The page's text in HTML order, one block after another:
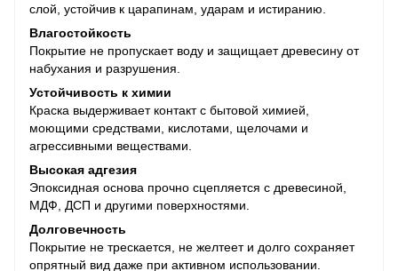
слой, устойчив к царапинам, ударам и истиранию.
Влагостойкость
Покрытие не пропускает воду и защищает древесину от
набухания и разрушения.
Устойчивость к химии
Краска выдерживает контакт с бытовой химией,
моющими средствами, кислотами, щелочами и
агрессивными веществами.
Высокая адгезия
Эпоксидная основа прочно сцепляется с древесиной,
МДФ, ДСП и другими поверхностями.
Долговечность
Покрытие не трескается, не желтеет и долго сохраняет
опрятный вид даже при активном использовании.